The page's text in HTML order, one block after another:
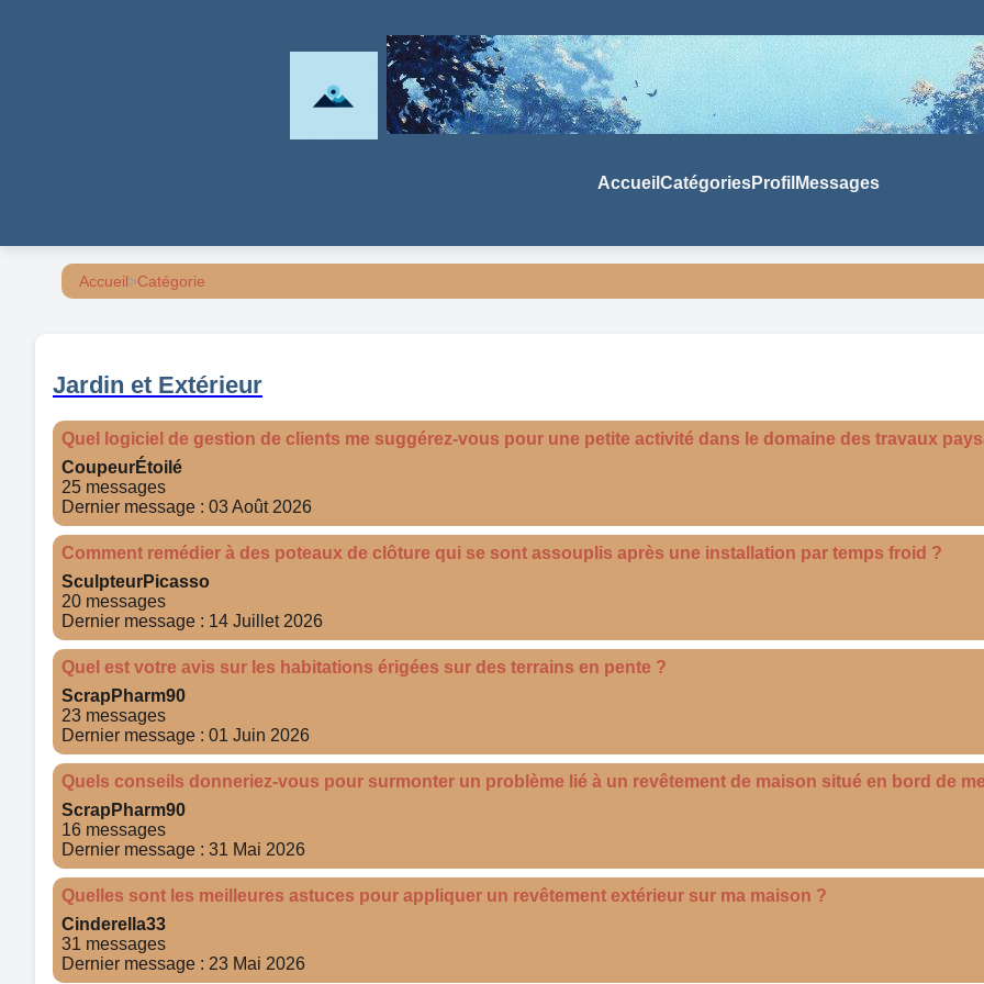
Accueil CatégoriesProfil Messages
Accueil>Catégorie
Jardin et Extérieur
Quel logiciel de gestion de clients me suggérez-vous pour une petite activité dans le domaine des travaux
CoupeurÉtoilé
25 messages
Dernier message : 03 Août 2026
Comment remédier à des poteaux de clôture qui se sont assouplis après une installation par temps froid ?
SculpteurPicasso
20 messages
Dernier message : 14 Juillet 2026
Quel est votre avis sur les habitations érigées sur des terrains en pente ?
ScrapPharm90
23 messages
Dernier message : 01 Juin 2026
Quels conseils donneriez-vous pour surmonter un problème lié à un revêtement de maison situé en bord de
ScrapPharm90
16 messages
Dernier message : 31 Mai 2026
Quelles sont les meilleures astuces pour appliquer un revêtement extérieur sur ma maison ?
Cinderella33
31 messages
Dernier message : 23 Mai 2026